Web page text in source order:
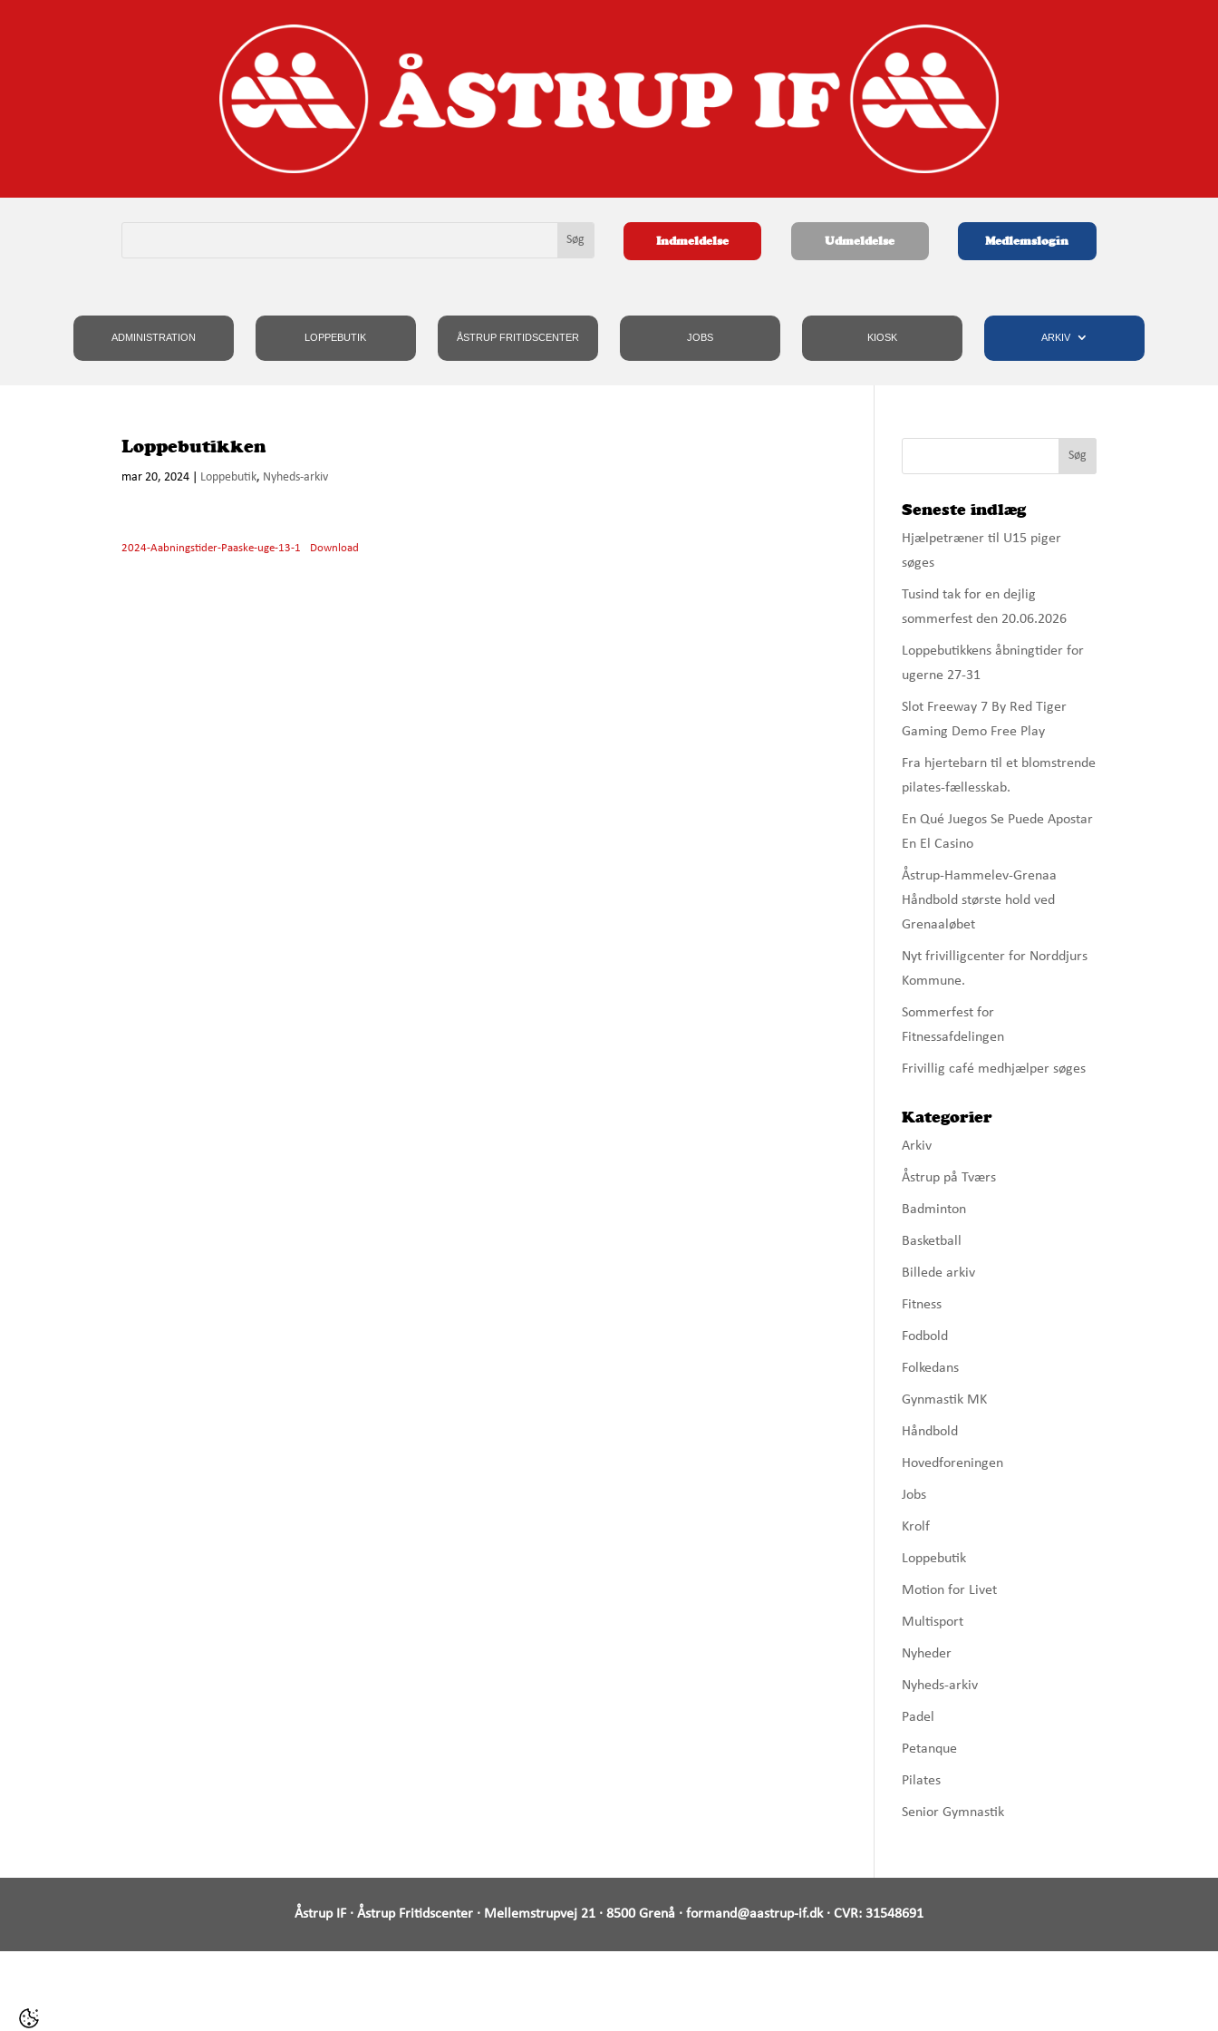
Indmeldelse Udmeldelse Medlemslogin
ADMINISTRATION LOPPEBUTIK ÅSTRUP FRITIDSCENTER JOBS KIOSK ARKIV
Loppebutikken
mar 20, 2024 Loppebutik, Nyheds-arkiv
2024-Aabningstider-Paaske-uge-13-1 Download
Seneste indlæg
Hjælpetræner til U15 piger
søges
Tusind tak for en dejlig
sommerfest den 20.06.2026
Loppebutikkens åbningtider for
ugerne 27-31
Slot Freeway 7 By Red Tiger
Gaming Demo Free Play
Fra hjertebarn til et blomstrende
pilates-fællesskab.
En Qué Juegos Se Puede Apostar
En El Casino
Åstrup-Hammelev-Grenaa
Håndbold største hold ved
Grenaaløbet
Nyt frivilligcenter for Norddjurs
Kommune.
Sommerfest for
Fitnessafdelingen
Frivillig café medhjælper søges
Kategorier
Arkiv
Åstrup på Tværs
Badminton
Basketball
Billede arkiv
Fitness
Fodbold
Folkedans
Gynmastik MK
Håndbold
Hovedforeningen
Jobs
Krolf
Loppebutik
Motion for Livet
Multisport
Nyheder
Nyheds-arkiv
Padel
Petanque
Pilates
Senior Gymnastik
Åstrup IF · Åstrup Fritidscenter · Mellemstrupvej 21 · 8500 Grenå · formand@aastrup-if.dk· CVR: 31548691